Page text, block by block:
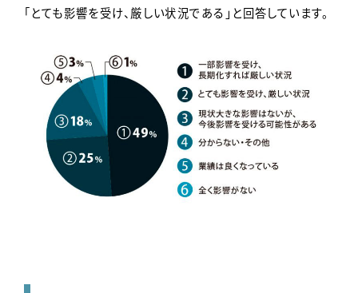
「とても影響を受け、厳しい状況である」と回答しています。